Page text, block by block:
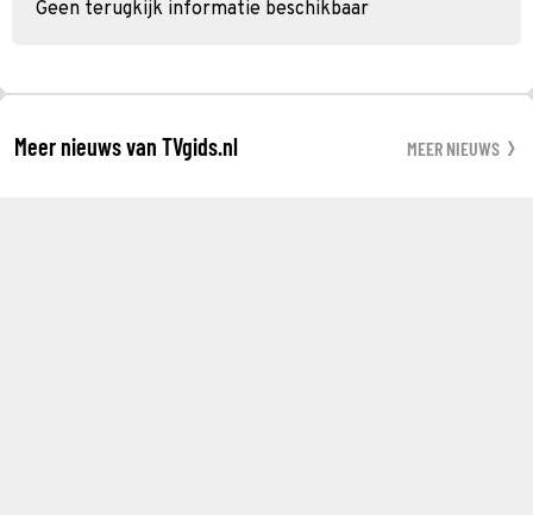
Geen terugkijk informatie beschikbaar
Meer nieuws van TVgids.nl MEER NIEUWS